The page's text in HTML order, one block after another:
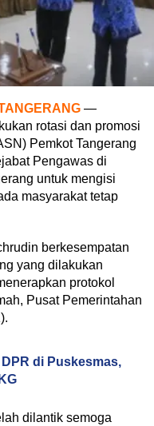
—
rotasi dan promosi
Pemkot Tangerang
Pengawas di
untuk mengisi
masyarakat tetap
berkesempatan
yang dilakukan
protokol
Pusat Pemerintahan
di Puskesmas,
dilantik semoga